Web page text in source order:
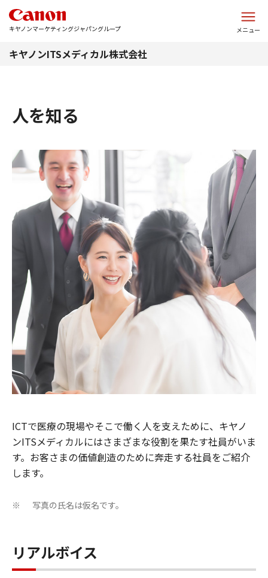
キヤノンマーケティングジャパングループ メニュー
キヤノンITSメディカル株式会社
人を知る
ICTで医療の現場やそこで働く人を支えために、キヤノ
ンITSメディカルにはさまざまな役割を果たす社員がいま
す。お客さまの価値創造のために奔走する社員をご紹介
します。
※ 写真の氏名は仮名です。
リアルボイス